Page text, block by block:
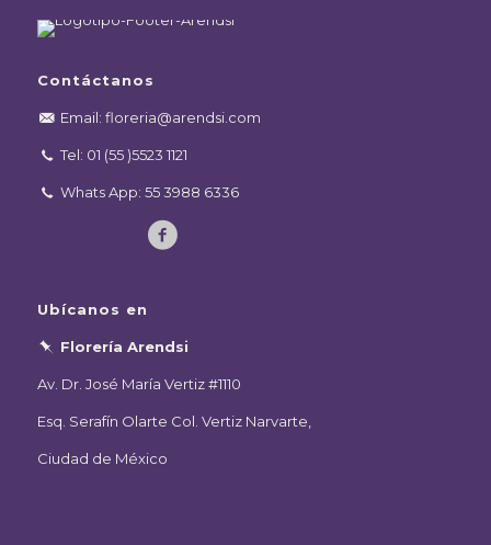
Contáctanos
Email: floreria@arendsi.com
Tel: 01 (55 )5523 1121
Whats App: 55 3988 6336
Ubícanos en
Florería Arendsi
Av. Dr. José María Vertiz #1110
Esq. Serafín Olarte Col. Vertiz Narvarte,
Ciudad de México